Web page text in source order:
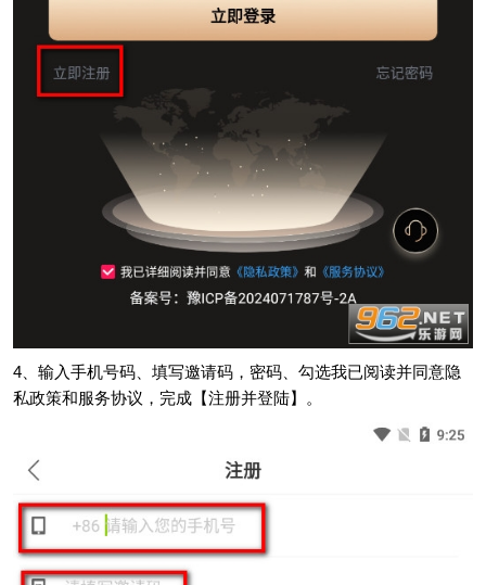
4、输入手机号码、填写邀请码，密码、勾选我已阅读并同意隐
私政策和服务协议，完成【注册并登陆】。